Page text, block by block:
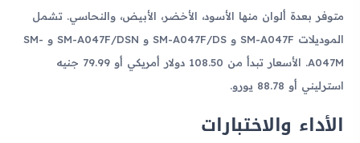
متوفر بعدة ألوان منها الأسود، الأخضر، الأبيض، والنحاسي. تشمل
الموديلات SM-A047F و SM-A047F/DS و SM-A047F/DSN و SM-
A047M. الأسعار تبدأ من 108.50 دولار أمريكي أو 79.99 جنيه
استرليني أو 88.78 يورو.
الأداء والاختبارات